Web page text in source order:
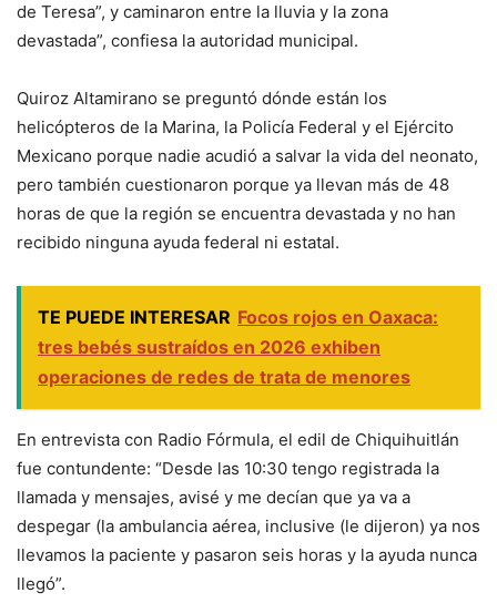
de Teresa”, y caminaron entre la lluvia y la zona
devastada”, confiesa la autoridad municipal.
Quiroz Altamirano se preguntó dónde están los
helicópteros de la Marina, la Policía Federal y el Ejército
Mexicano porque nadie acudió a salvar la vida del neonato,
pero también cuestionaron porque ya llevan más de 48
horas de que la región se encuentra devastada y no han
recibido ninguna ayuda federal ni estatal.
TE PUEDE INTERESAR Focos rojos en Oaxaca:
tres bebés sustraídos en 2026 exhiben
operaciones de redes de trata de menores
En entrevista con Radio Fórmula, el edil de Chiquihuitlán
fue contundente: “Desde las 10:30 tengo registrada la
llamada y mensajes, avisé y me decían que ya va a
despegar (la ambulancia aérea, inclusive (le dijeron) ya nos
llevamos la paciente y pasaron seis horas y la ayuda nunca
llegó”.